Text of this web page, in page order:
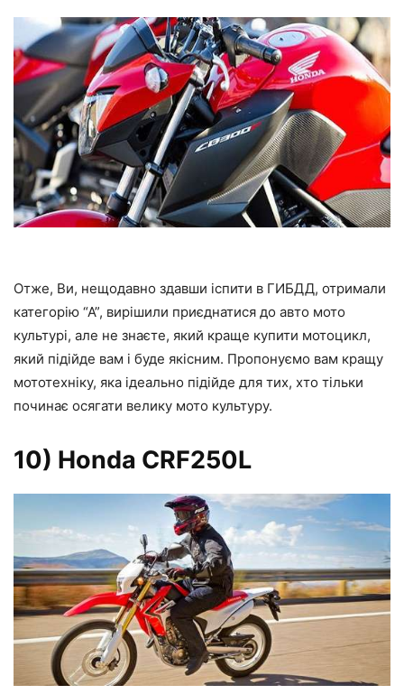
Отже, Ви, нещодавно здавши іспити в ГИБДД, отримали
категорію “А”, вирішили приєднатися до авто мото
культурі, але не знаєте, який краще купити мотоцикл,
який підійде вам і буде якісним. Пропонуємо вам кращу
мототехніку, яка ідеально підійде для тих, хто тільки
починає осягати велику мото культуру.
10) Honda CRF250L